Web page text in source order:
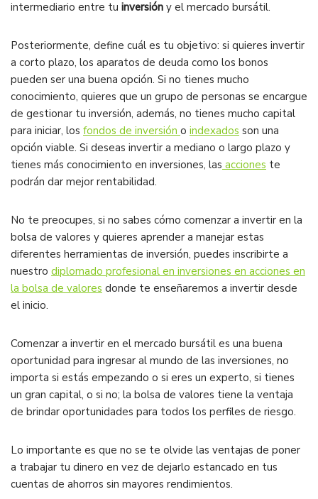
intermediario entre tu inversión y el mercado bursátil.
Posteriormente, define cuál es tu objetivo: si quieres invertir
a corto plazo, los aparatos de deuda como los bonos
pueden ser una buena opción. Si no tienes mucho
conocimiento, quieres que un grupo de personas se encargue
de gestionar tu inversión, además, no tienes mucho capital
para iniciar, los fondos de inversión o indexados son una
opción viable. Si deseas invertir a mediano o largo plazo y
tienes más conocimiento en inversiones, las acciones te
podrán dar mejor rentabilidad.
No te preocupes, si no sabes cómo comenzar a invertir en la
bolsa de valores y quieres aprender a manejar estas
diferentes herramientas de inversión, puedes inscribirte a
nuestro diplomado profesional en inversiones en acciones en
la bolsa de valores donde te enseñaremos a invertir desde
el inicio.
Comenzar a invertir en el mercado bursátil es una buena
oportunidad para ingresar al mundo de las inversiones, no
importa si estás empezando o si eres un experto, si tienes
un gran capital, o si no; la bolsa de valores tiene la ventaja
de brindar oportunidades para todos los perfiles de riesgo.
Lo importante es que no se te olvide las ventajas de poner
a trabajar tu dinero en vez de dejarlo estancado en tus
cuentas de ahorros sin mayores rendimientos.